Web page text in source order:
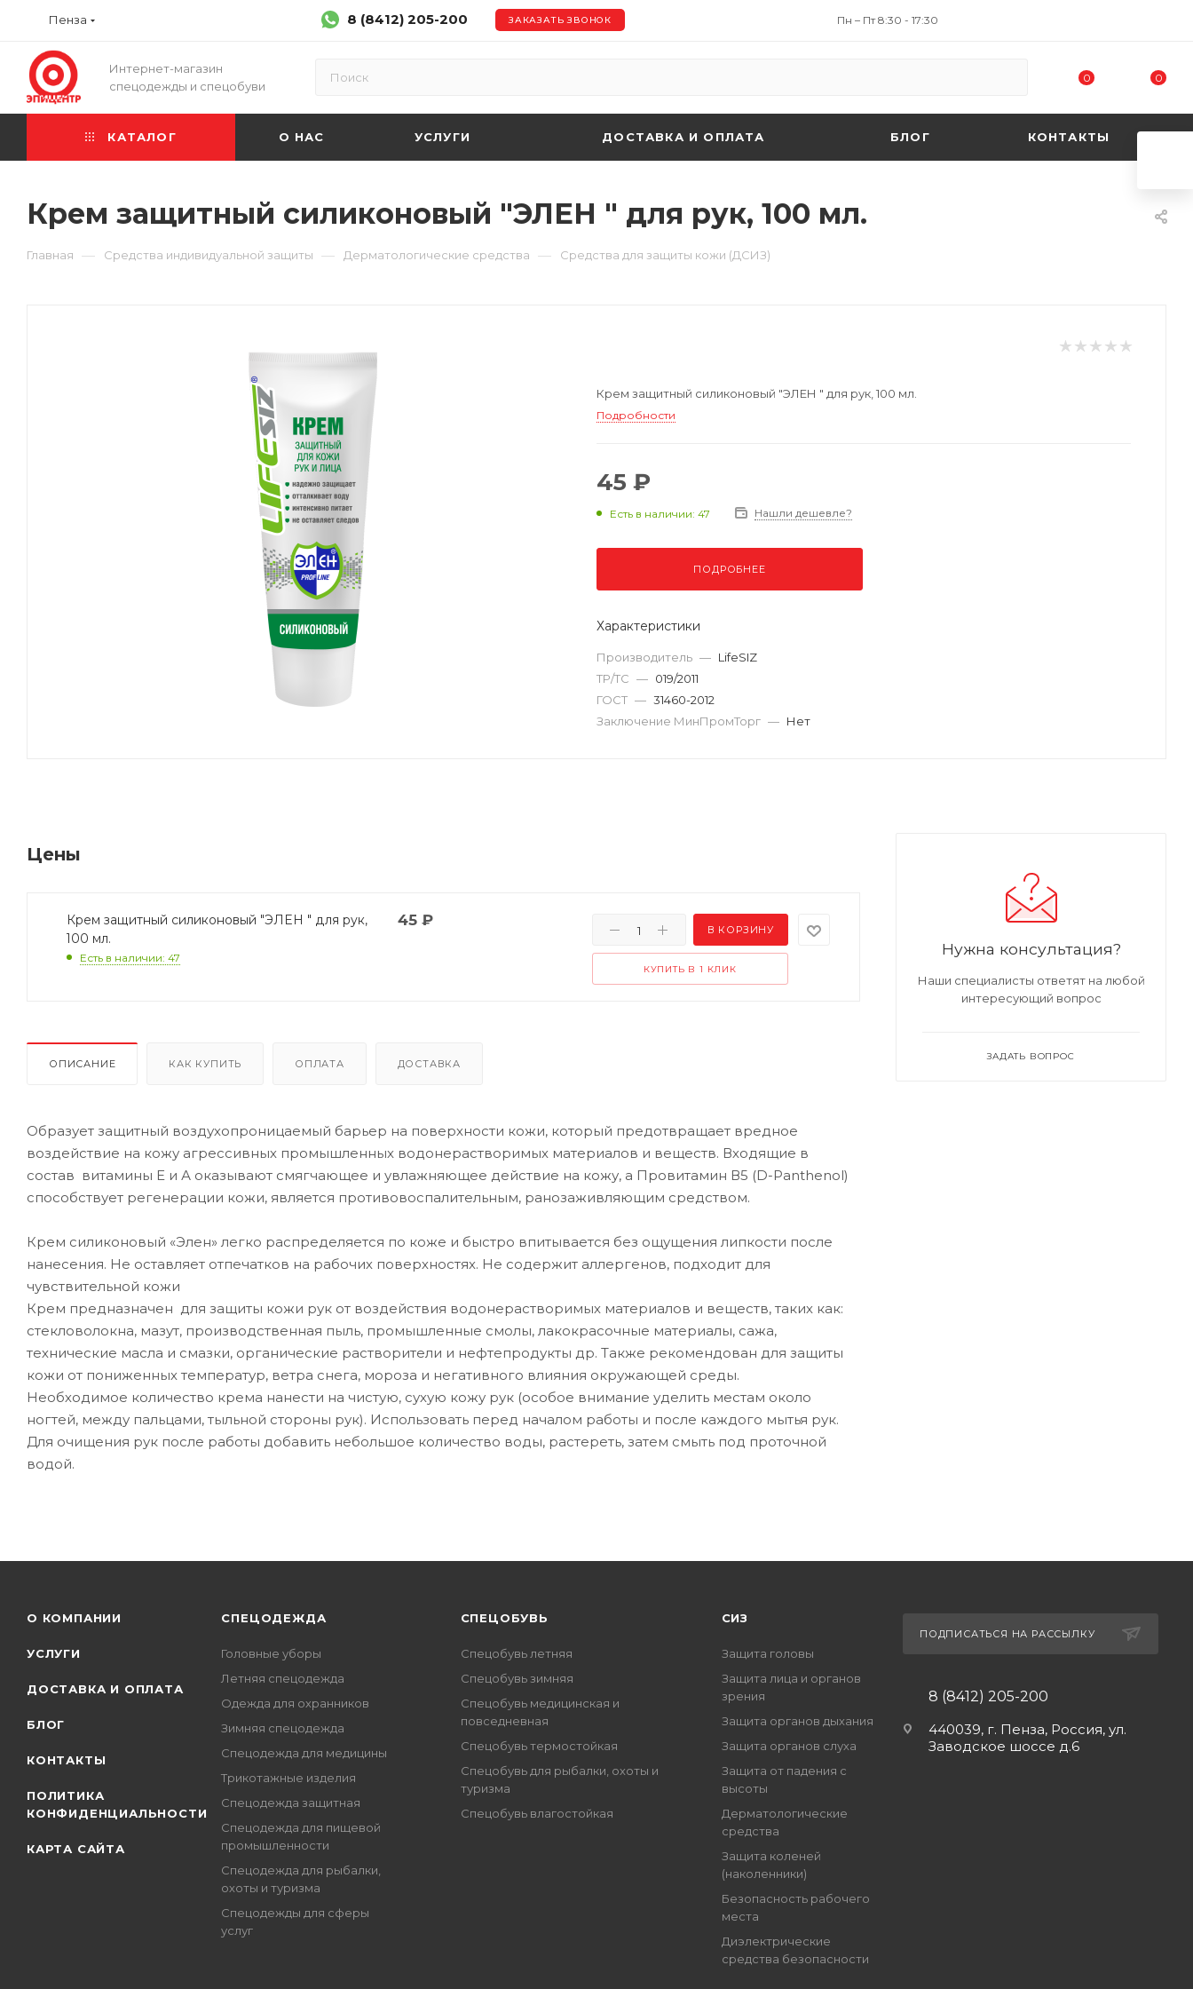
Пенза 8 (8412) 205-200 ЗАКАЗАТЬ ЗВОНОК Пн – Пт 8:30 - 17:30
Интернет-магазин
спецодежды и спецобуви
0 0
КАТАЛОГ О НАС УСЛУГИ ДОСТАВКА И ОПЛАТА БЛОГ КОНТАКТЫ
Крем защитный силиконовый "ЭЛЕН " для рук, 100 мл.
Главная — Средства индивидуальной защиты — Дерматологические средства — Средства для защиты кожи (ДСИЗ)
Крем защитный силиконовый "ЭЛЕН " для рук, 100 мл.
Подробности
45 ₽
Есть в наличии: 47 Нашли дешевле?
ПОДРОБНЕЕ
Характеристики
Производитель — LifeSIZ
ТР/ТС — 019/2011
ГОСТ — 31460-2012
Заключение МинПромТорг — Нет
Цены
Крем защитный силиконовый "ЭЛЕН " для рук,
100 мл.
Есть в наличии: 47
45₽
В КОРЗИНУ
КУПИТЬ В 1 КЛИК
ОПИСАНИЕ КАК КУПИТЬ ОПЛАТА ДОСТАВКА
Образует защитный воздухопроницаемый барьер на поверхности кожи, который предотвращает вредное
воздействие на кожу агрессивных промышленных водонерастворимых материалов и веществ. Входящие в
состав витамины Е и А оказывают смягчающее и увлажняющее действие на кожу, а Провитамин В5 (D-Panthenol)
способствует регенерации кожи, является противовоспалительным, ранозаживляющим средством.
Крем силиконовый «Элен» легко распределяется по коже и быстро впитывается без ощущения липкости после
нанесения. Не оставляет отпечатков на рабочих поверхностях. Не содержит аллергенов, подходит для
чувствительной кожи
Крем предназначен для защиты кожи рук от воздействия водонерастворимых материалов и веществ, таких как:
стекловолокна, мазут, производственная пыль, промышленные смолы, лакокрасочные материалы, сажа,
технические масла и смазки, органические растворители и нефтепродукты др. Также рекомендован для защиты
кожи от пониженных температур, ветра снега, мороза и негативного влияния окружающей среды.
Необходимое количество крема нанести на чистую, сухую кожу рук (особое внимание уделить местам около
ногтей, между пальцами, тыльной стороны рук). Использовать перед началом работы и после каждого мытья рук.
Для очищения рук после работы добавить небольшое количество воды, растереть, затем смыть под проточной
водой.
Нужна консультация?
Наши специалисты ответят на любой
интересующий вопрос
ЗАДАТЬ ВОПРОС
О КОМПАНИИ
УСЛУГИ
ДОСТАВКА И ОПЛАТА
БЛОГ
КОНТАКТЫ
ПОЛИТИКА
КОНФИДЕНЦИАЛЬНОСТИ
КАРТА САЙТА
СПЕЦОДЕЖДА
Головные уборы
Летняя спецодежда
Одежда для охранников
Зимняя спецодежда
Спецодежда для медицины
Трикотажные изделия
Спецодежда защитная
Спецодежда для пищевой
промышленности
Спецодежда для рыбалки,
охоты и туризма
Спецодежды для сферы
услуг
CПЕЦОБУВЬ
Спецобувь летняя
Спецобувь зимняя
Спецобувь медицинская и
повседневная
Спецобувь термостойкая
Спецобувь для рыбалки, охоты и
туризма
Спецобувь влагостойкая
СИЗ
Защита головы
Защита лица и органов
зрения
Защита органов дыхания
Защита органов слуха
Защита от падения с
высоты
Дерматологические
средства
Защита коленей
(наколенники)
Безопасность рабочего
места
Диэлектрические
средства безопасности
ПОДПИСАТЬСЯ НА РАССЫЛКУ
8 (8412) 205-200
440039, г. Пенза, Россия, ул.
Заводское шоссе д.6